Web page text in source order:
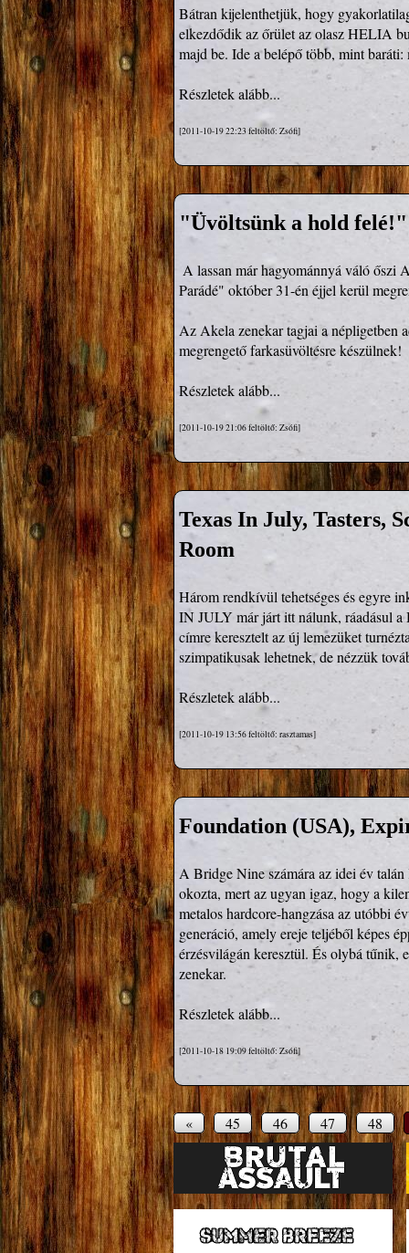
Bátran kijelenthetjük, hogy
elkezdődik az őrület az olasz HELIA
majd be. Ide a belépő több, mint
Részletek alább...
[2011-10-19 22:23 feltöltő: Zsófi]
"Üvöltsünk a hold
Parádé" október 31-én éjjel kerül
Az Akela zenekar tagjai a népligetben
megrengető farkasüvöltésre készülnek!
Részletek alább...
[2011-10-19 21:06 feltöltő: Zsófi]
Texas In July, Tasters,
Room
Három rendkívül tehetséges és egyre
IN JULY már járt itt nálunk, ráadásul a
címre keresztelt az új lemezüket
szimpatikusak lehetnek, de nézzük
Részletek alább...
[2011-10-19 13:56 feltöltő: rasztamas]
Foundation (USA),
A Bridge Nine számára az idei év talán
okozta, mert az ugyan igaz, hogy a
metalos hardcore-hangzása az utóbbi
generáció, amely ereje teljéből képes
érzésvilágán keresztül. És olybá tűnik,
zenekar.
Részletek alább...
[2011-10-18 19:09 feltöltő: Zsófi]
« 45 46 47 48